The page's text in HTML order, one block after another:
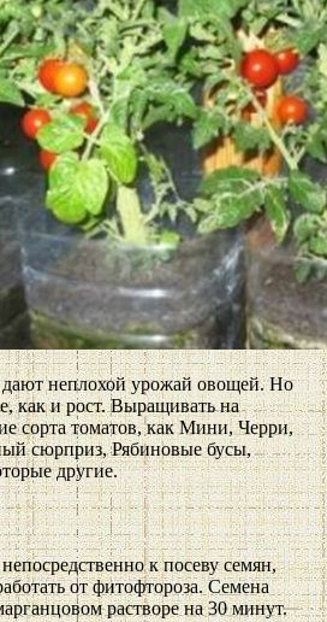
неплохой урожай овощей. Но
как и рост. Выращивать на
сорта томатов, как Мини, Черри,
сюрприз, Рябиновые бусы,
другие.
к посеву семян,
от фитофтороза. Семена
растворе на 30 минут.